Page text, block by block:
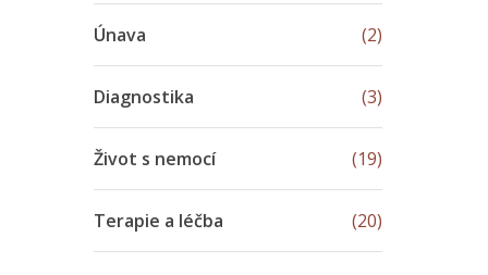
Únava (2)
Diagnostika (3)
Život s nemocí (19)
Terapie a léčba (20)